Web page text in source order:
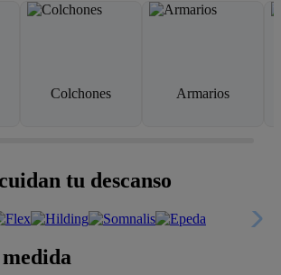
Colchones Armarios
tu descanso